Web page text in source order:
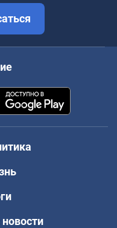
новости